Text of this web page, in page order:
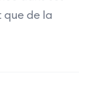
que de la